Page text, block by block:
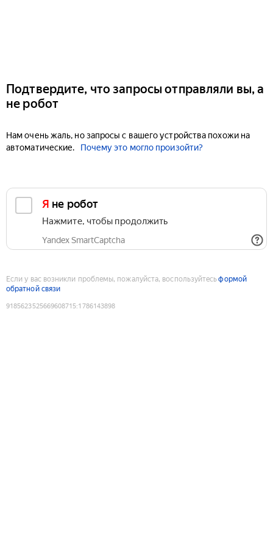
Подтвердите, что запросы отправляли вы, а
не робот
Нам очень жаль, но запросы с вашего устройства похожи на
автоматические.
Почему это могло произойти?
Я не робот
Нажмите, чтобы продолжить
Yandex SmartCaptcha
Если у вас возникли проблемы, пожалуйста, воспользуйтесьформой
обратной связи
9185623525669608715:1786143898